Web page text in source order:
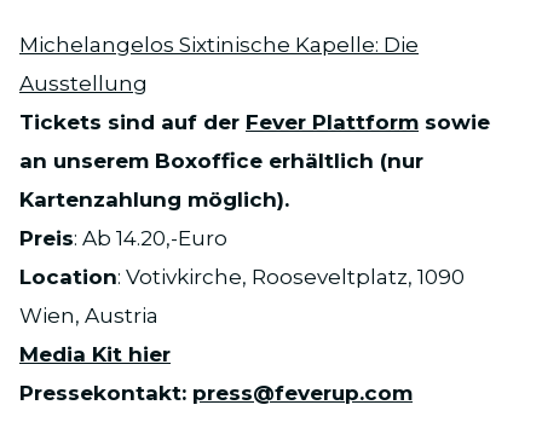
Michelangelos Sixtinische Kapelle: Die
Ausstellung
Tickets sind auf der Fever Plattform sowie
an unserem Boxoffice erhältlich (nur
Kartenzahlung möglich).
Preis: Ab 14.20,-Euro
Location: Votivkirche, Rooseveltplatz, 1090
Wien, Austria
Media Kit hier
Pressekontakt: press@feverup.com